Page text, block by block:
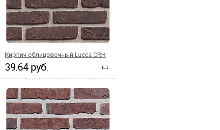
Кирпич облицовочный Lucca CRH
39.64 руб.